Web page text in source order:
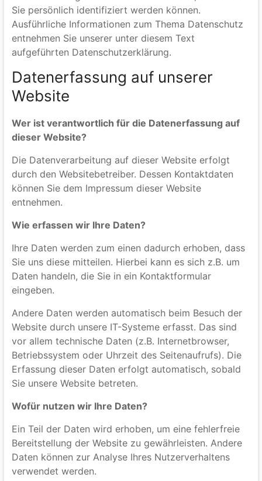
Die folgenden Hinweise geben einen einfachen
Überblick darüber, was mit Ihren personenbezogenen
Daten passiert, wenn Sie unsere Website besuchen.
Personenbezogene Daten sind alle Daten, mit denen
Sie persönlich identifiziert werden können.
Ausführliche Informationen zum Thema Datenschutz
entnehmen Sie unserer unter diesem Text
Datenerfassung auf unserer
Website
Wer ist verantwortlich für die Datenerfassung auf
dieser Website?
Die Datenverarbeitung auf dieser Website erfolgt
können Sie dem Impressum dieser Website
entnehmen.
Wie erfassen wir Ihre Daten?
Ihre Daten werden zum einen dadurch erhoben, dass
Sie uns diese mitteilen. Hierbei kann es sich z.B. um
Daten handeln, die Sie in ein Kontaktformular
eingeben.
Andere Daten werden automatisch beim Besuch der
Website durch unsere IT-Systeme erfasst. Das sind
vor allem technische Daten (z.B. Internetbrowser,
Erfassung dieser Daten erfolgt automatisch, sobald
Sie unsere Website betreten.
Wofür nutzen wir Ihre Daten?